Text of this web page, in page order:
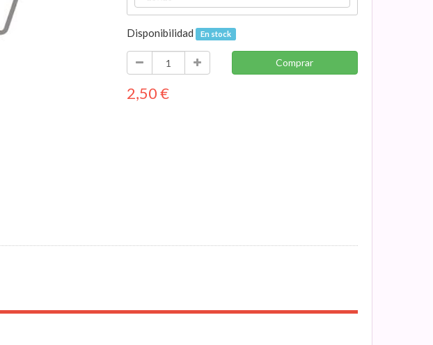
Disponibilidad En stock
Comprar
2,50€